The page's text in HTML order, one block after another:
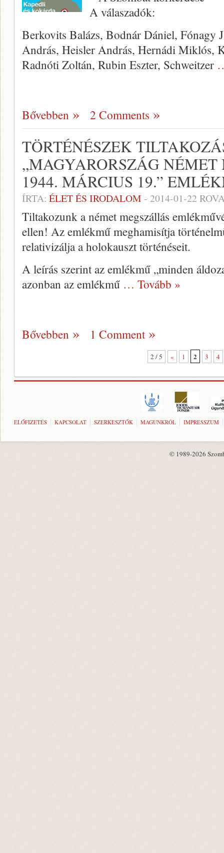
A válaszadók:
Berkovits Balázs, Bodnár Dániel, Fónagy
András, Heisler András, Hernádi Miklós,
Radnóti Zoltán, Rubin Eszter, Schweitzer
Bővebben 2 Comments
TÖRTÉNÉSZEK
„MAGYARORSZÁG
1944. MÁRCIUS 19.”
ÍRTA: ÉLET ÉS IRODALOM - 2014-01-22
Tiltakozunk a német megszállás
ellen! Az emlékmű meghamisítja
relativizálja a holokauszt történéseit.
A leírás szerint az emlékmű „minden
azonban az emlékmű … Tovább »
Bővebben 1 Comment
2 / 5 « 1 2 3 4
ELŐFIZETÉS KAPCSOLAT SZERKESZTŐK MAGUNKRÓL IMPRESSZUM
© 1989-2026